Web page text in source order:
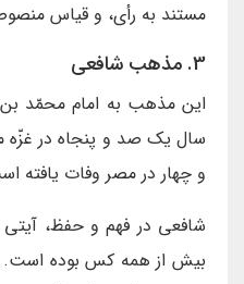
مستند به رأى، و قياس
3. مذهب شافعى
اين مذهب به امام محمّد
سال يك صد و پنجاه در غزّه
و چهار در مصر وفات يافته
شافعى در فهم و حفظ،
بيش از همه كس بوده است.